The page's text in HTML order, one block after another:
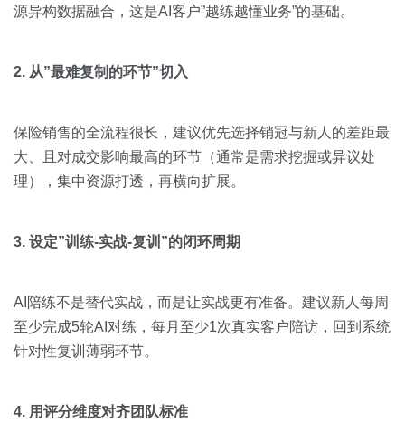
源异构数据融合，这是AI客户”越练越懂业务”的基础。
2. 从”最难复制的环节”切入
保险销售的全流程很长，建议优先选择销冠与新人的差距最
大、且对成交影响最高的环节（通常是需求挖掘或异议处
理），集中资源打透，再横向扩展。
3. 设定”训练-实战-复训”的闭环周期
AI陪练不是替代实战，而是让实战更有准备。建议新人每周
至少完成5轮AI对练，每月至少1次真实客户陪访，回到系统
针对性复训薄弱环节。
4. 用评分维度对齐团队标准